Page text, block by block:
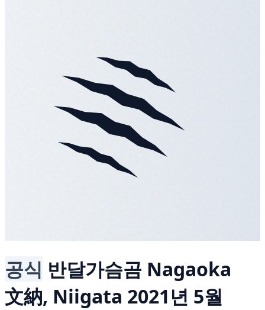
공식 반달가슴곰 Nagaoka
文納, Niigata 2021년 5월